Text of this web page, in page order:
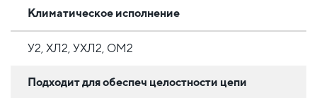
Климатическое исполнение
У2, ХЛ2, УХЛ2, ОМ2
Подходит для обеспеч целостности цепи